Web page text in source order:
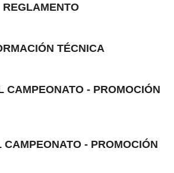
REGLAMENTO
TÉCNICA
CAMPEONATO - PROMOCIÓN
CAMPEONATO - PROMOCIÓN